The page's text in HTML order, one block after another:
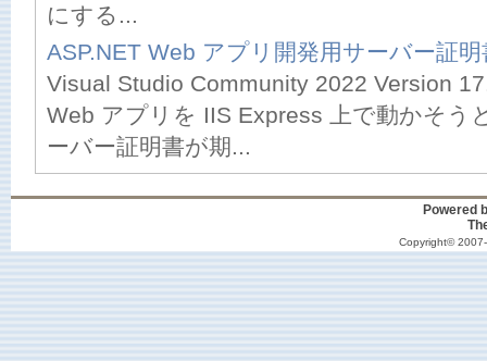
にする...
ASP.NET Web アプリ開発用サーバー証
Visual Studio Community 2022 Version
Web アプリを IIS Express 上で動かそう
ーバー証明書が期...
Powered
Copyright©